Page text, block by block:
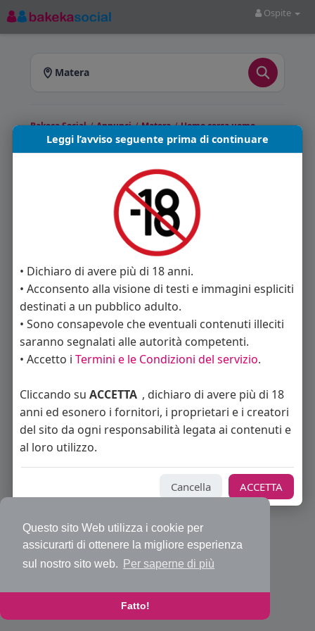
Questo sito Web utilizza i cookie per
assicurarti di ottenere la migliore esperienza
sul nostro sito web.
Per saperne di più
Fatto!
Ospite
Matera
Bakeca Social/ Annunci/ Matera/ Uomo cerca uomo
Annunci Uomo cerca uomo a
Matera ti offre i migliori annunci
della categoria Uomo cerca uomo. In questa
pagina puoi trovare annunci pubblicati nella
zona di Matera e provincia. Seleziona uno degli
annunci disponibili per leggere i dettagli,
visualizzare le foto e contattare direttamente
l’inserzionista.
Annunci trovati: 0
Home
Cos'è BakecaSocial Annunci Mercatino
Blog
Privacy Policy
Condizioni d'uso
Richiedi rimborso abbonamento PRO
Sviluppatori
Lingua
Leggi l’avviso seguente prima di continuare
• Dichiaro di avere più di 18 anni.
• Acconsento alla visione di testi e immagini espliciti
destinati a un pubblico adulto.
• Sono consapevole che eventuali contenuti illeciti
saranno segnalati alle autorità competenti.
• Accetto i Termini e le Condizioni del servizio.
Cliccando su ACCETTA , dichiaro di avere più di 18
anni ed esonero i fornitori, i proprietari e i creatori
del sito da ogni responsabilità legata ai contenuti e
al loro utilizzo.
Cancella ACCETTA